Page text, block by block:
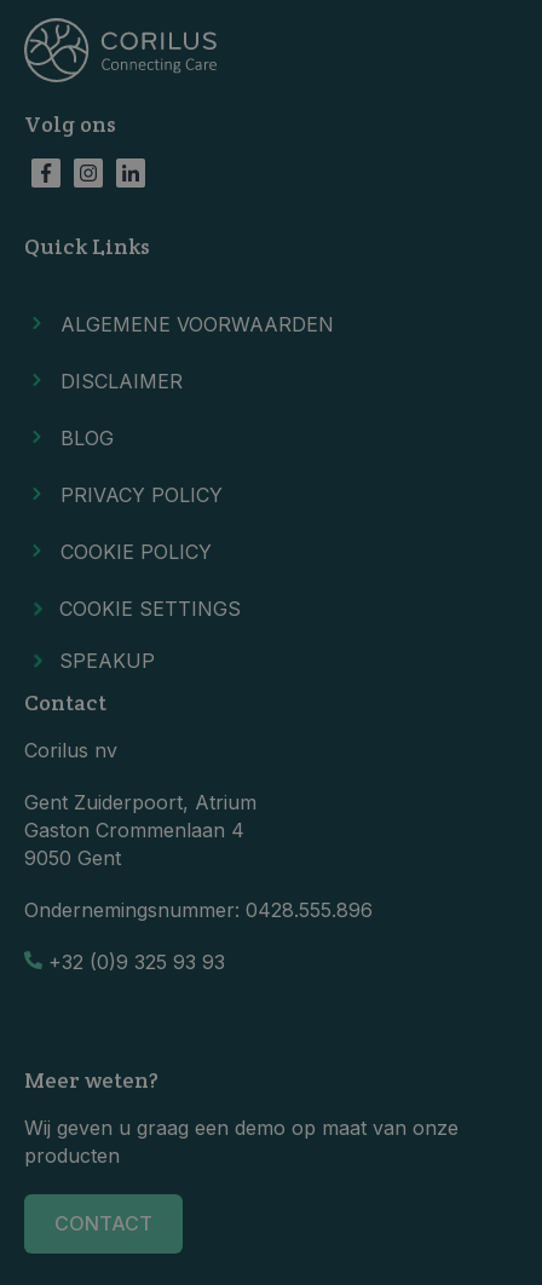
Volg ons
Quick Links
ALGEMENE VOORWAARDEN
DISCLAIMER
BLOG
PRIVACY POLICY
COOKIE POLICY
COOKIE SETTINGS
SPEAKUP
Contact
Corilus nv
Gent Zuiderpoort, Atrium
Gaston Crommenlaan 4
9050 Gent
Ondernemingsnummer: 0428.555.896
+32 (0)9 325 93 93
Meer weten?
Wij geven u graag een demo op maat van onze
producten
CONTACT